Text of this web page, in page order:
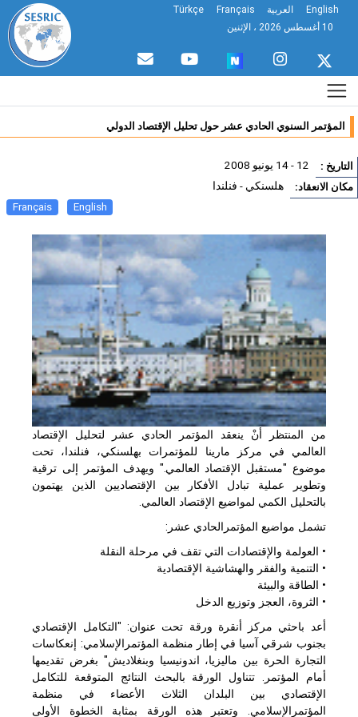
English العربية Français
Türkçe
المؤتمر السنوي الحادي عشر حول تحليل الإقتصاد الدولي
: 12 - 14 يونيو 2008
الانعقاد: هلسنكي - فنلندا
English
Français
من المنتظر أنْ ينعقد المؤتمر الحادي عشر لتحليل الإقتصاد
العالمي في مركز مارينا للمؤتمرات بهلسنكي، ‏فنلندا، تحت
موضوع "مستقبل الإقتصاد العالمي." ويهدف المؤتمر إلى ترقية
وتطوير عملية تبادل ‏الأفكار بين الإقتصاديين الذين يهتمون
بالتحليل الكمي لمواضيع الإقتصاد العالمي.
تشمل مواضيع المؤتمرالحادي عشر:‏
• العولمة والإقتصادات التي تقف في مرحلة النقلة
• التنمية والفقر والهشاشية الإقتصادية
• الطاقة والبيئة
• الثروة، العجز وتوزيع الدخل‏
أعد باحثي مركز أنقرة ورقة تحت عنوان: "التكامل الإقتصادي
بجنوب شرقي آسيا في إطار منظمة ‏المؤتمرالإسلامي: إنعكاسات
التجارة الحرة بين ماليزيا، اندونيسيا وبنغلاديش" بغرض تقديمها
أمام ‏المؤتمر. تتناول الورقة بالبحث النتائج المتوقعة للتكامل
الإقتصادي بين البلدان الثلاث الأعضاء في ‏منظمة
المؤتمرالإسلامي. وتعتبر هذه الورقة بمثابة الخطوة الأولى